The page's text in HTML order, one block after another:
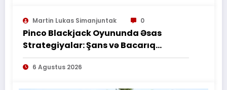
PEKERJAAN SESUAI PERJANJIAN
TERTULIS”*
Martin Lukas Simanjuntak 0
Pinco Blackjack Oyununda Əsas
Strategiyalar: Şans və Bacarıq
Balansı – BetAz Oyununa İcmal
6 Agustus 2026